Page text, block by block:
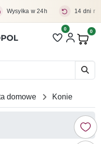
Wysyłka w 24h 14 dni
Liczba pozycji
0 0
domowe Konie